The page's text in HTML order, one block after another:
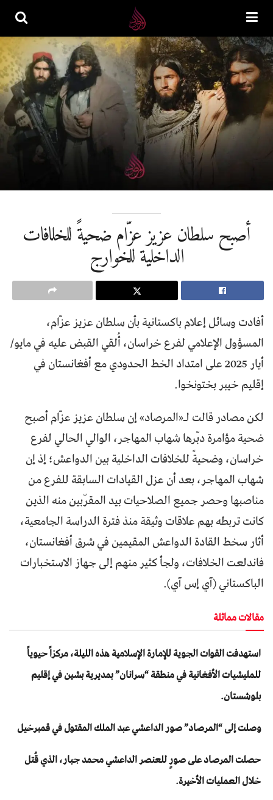
أصبح سلطان عزيز عزّام ضحيةً للخلافات
الداخلية للخوارج
أفادت وسائل إعلام باكستانية بأن سلطان عزيز عزّام،
المسؤول الإعلامي لفرع خراسان، أُلقي القبض عليه في مايو/
أيار 2025 على امتداد الخط الحدودي مع أفغانستان في
إقليم خيبر بختونخوا.
لكن مصادر قالت لـ«المرصاد» إن سلطان عزيز عزّام أصبح
ضحية مؤامرة دبّرها شهاب المهاجر، الوالي الحالي لفرع
خراسان، وضحيةً للخلافات الداخلية بين الدواعش؛ إذ إن
شهاب المهاجر، بعد أن عزل القيادات السابقة للفرع من
مناصبها وحصر جميع الصلاحيات بيد المقرّبين منه الذين
كانت تربطه بهم علاقات وثيقة منذ فترة الدراسة الجامعية،
أثار سخط القادة الدواعش المقيمين في شرق أفغانستان،
فاندلعت الخلافات، ولجأ كثير منهم إلى جهاز الاستخبارات
الباكستاني (آي إس آي).
مقالات مماثلة
استهدفت القوات الجوية للإمارة الإسلامية هذه الليلة، مركزاً حيوياً
للمليشيات الأفغانية في منطقة “سرانان” بمديرية بشين في إقليم
بلوشستان.
وصلت إلى “المرصاد” صور الداعشي عبد الملك المقتول في قمبرخيل
حصلت المرصاد على صورٍ للعنصر الداعشي محمد جبار، الذي قُتل
خلال العمليات الأخيرة.